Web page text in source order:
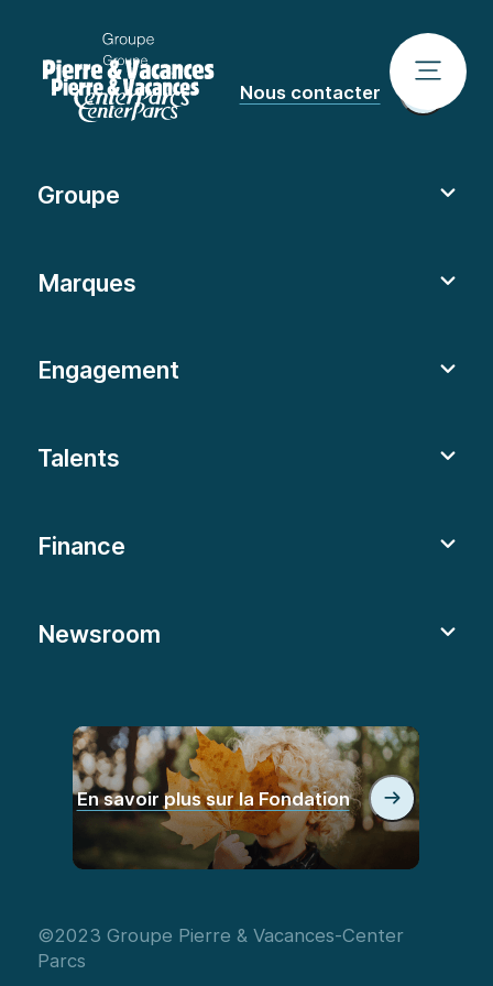
Nous contacter
Groupe
Marques
Engagement
Talents
Finance
Newsroom
En savoir plus sur la Fondation
©2023 Groupe Pierre & Vacances-Center
Parcs